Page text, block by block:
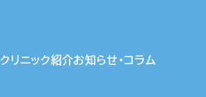
クリニック紹介お知らせ・コラム